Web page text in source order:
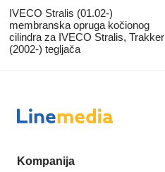
IVECO Stralis (01.02-)
membranska opruga kočionog
cilindra za IVECO Stralis, Trakker
(2002-) tegljača
Kompanija